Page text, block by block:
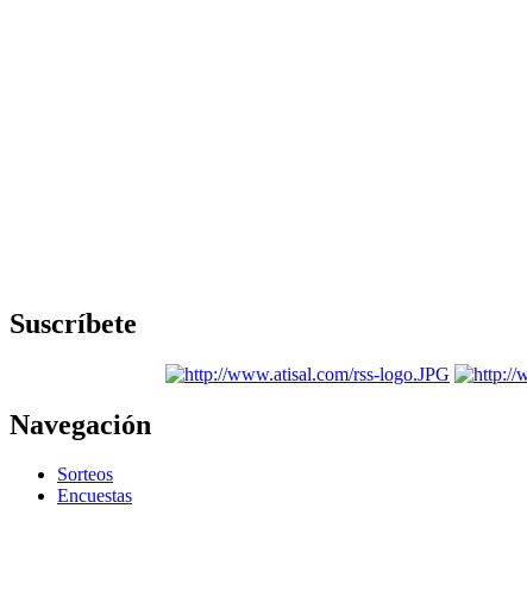
Suscríbete
Navegación
Sorteos
Encuestas